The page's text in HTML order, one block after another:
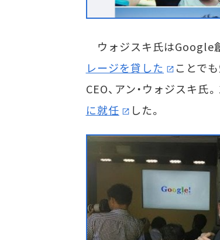
ウォジスキ氏はGoogle
レージを貸した
ことで
CEO、アン・ウォジスキ氏
に就任
した。